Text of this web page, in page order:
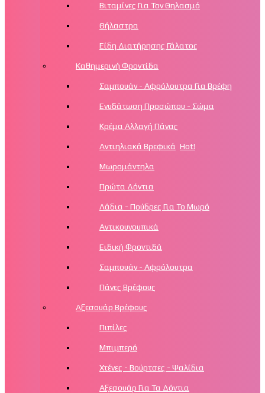
Βιταμίνες Για Τον Θηλασμό
Θήλαστρα
Είδη Διατήρησης Γάλατος
Καθημερινή Φροντίδα
Σαμπουάν - Αφρόλουτρα Για Βρέφη
Ενυδάτωση Προσώπου - Σώμα
Κρέμα Αλλαγή Πάνας
Αντιηλιακά Βρεφικά Hot!
Μωρομάντηλα
Πρώτα Δόντια
Λάδια - Πούδρες Για Το Μωρό
Αντικουνουπικά
Ειδική Φροντιδά
Σαμπουάν - Αφρόλουτρα
Πάνες Βρέφους
Αξεσουάρ Βρέφους
Πιπίλες
Μπιμπερό
Χτένες - Βούρτσες - Ψαλίδια
Αξεσουάρ Για Τα Δόντια